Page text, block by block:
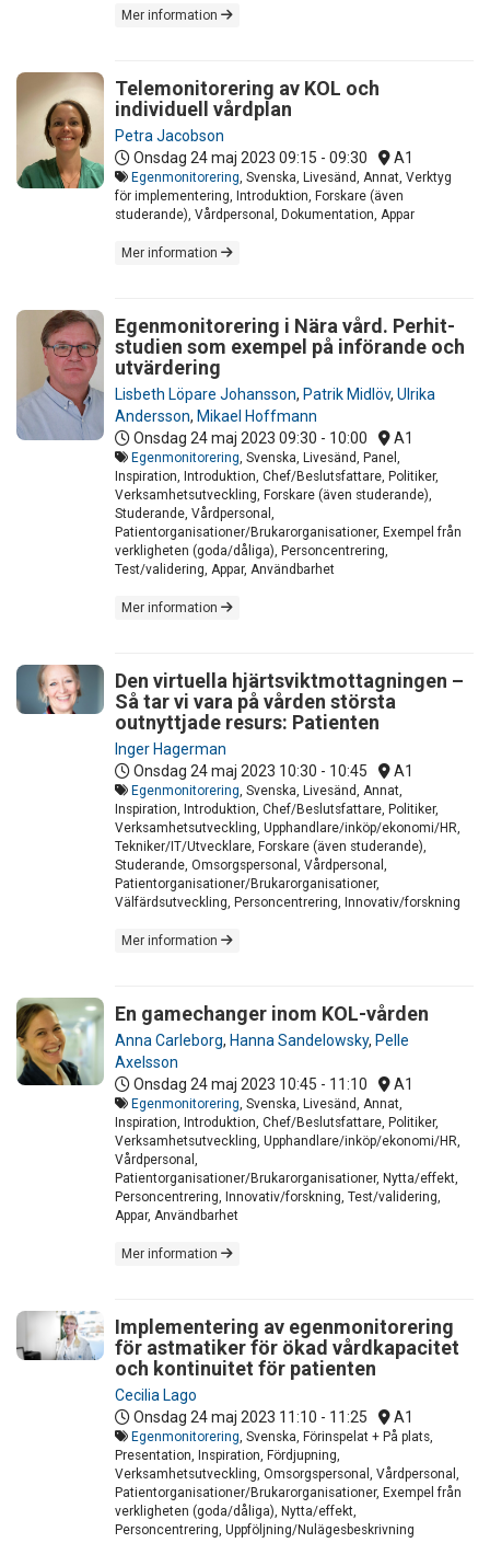
Mer information
Telemonitorering av KOL och
individuell vårdplan
Petra Jacobson
Onsdag 24 maj 2023 09:15 - 09:30 A1
Egenmonitorering , Svenska, Livesänd, Annat, Verktyg
för implementering, Introduktion, Forskare (även
studerande), Vårdpersonal, Dokumentation, Appar
Mer information
Egenmonitorering i Nära vård. Perhit-
studien som exempel på införande och
utvärdering
Lisbeth Löpare Johansson, Patrik Midlöv, Ulrika
Andersson, Mikael Hoffmann
Onsdag 24 maj 2023 09:30 - 10:00 A1
Egenmonitorering , Svenska, Livesänd, Panel,
Inspiration, Introduktion, Chef/Beslutsfattare, Politiker,
Verksamhetsutveckling, Forskare (även studerande),
Studerande, Vårdpersonal,
Patientorganisationer/Brukarorganisationer, Exempel från
verkligheten (goda/dåliga), Personcentrering,
Test/validering, Appar, Användbarhet
Mer information
Den virtuella hjärtsviktmottagningen –
Så tar vi vara på vården största
outnyttjade resurs: Patienten
Inger Hagerman
Onsdag 24 maj 2023 10:30 - 10:45 A1
Egenmonitorering , Svenska, Livesänd, Annat,
Inspiration, Introduktion, Chef/Beslutsfattare, Politiker,
Verksamhetsutveckling, Upphandlare/inköp/ekonomi/HR,
Tekniker/IT/Utvecklare, Forskare (även studerande),
Studerande, Omsorgspersonal, Vårdpersonal,
Patientorganisationer/Brukarorganisationer,
Välfärdsutveckling, Personcentrering, Innovativ/forskning
Mer information
En gamechanger inom KOL-vården
Anna Carleborg, Hanna Sandelowsky, Pelle
Axelsson
Onsdag 24 maj 2023 10:45 - 11:10 A1
Egenmonitorering , Svenska, Livesänd, Annat,
Inspiration, Introduktion, Chef/Beslutsfattare, Politiker,
Verksamhetsutveckling, Upphandlare/inköp/ekonomi/HR,
Vårdpersonal,
Patientorganisationer/Brukarorganisationer, Nytta/effekt,
Personcentrering, Innovativ/forskning, Test/validering,
Appar, Användbarhet
Mer information
Implementering av egenmonitorering
för astmatiker för ökad vårdkapacitet
och kontinuitet för patienten
Cecilia Lago
Onsdag 24 maj 2023 11:10 - 11:25 A1
Egenmonitorering , Svenska, Förinspelat + På plats,
Presentation, Inspiration, Fördjupning,
Verksamhetsutveckling, Omsorgspersonal, Vårdpersonal,
Patientorganisationer/Brukarorganisationer, Exempel från
verkligheten (goda/dåliga), Nytta/effekt,
Personcentrering, Uppföljning/Nulägesbeskrivning